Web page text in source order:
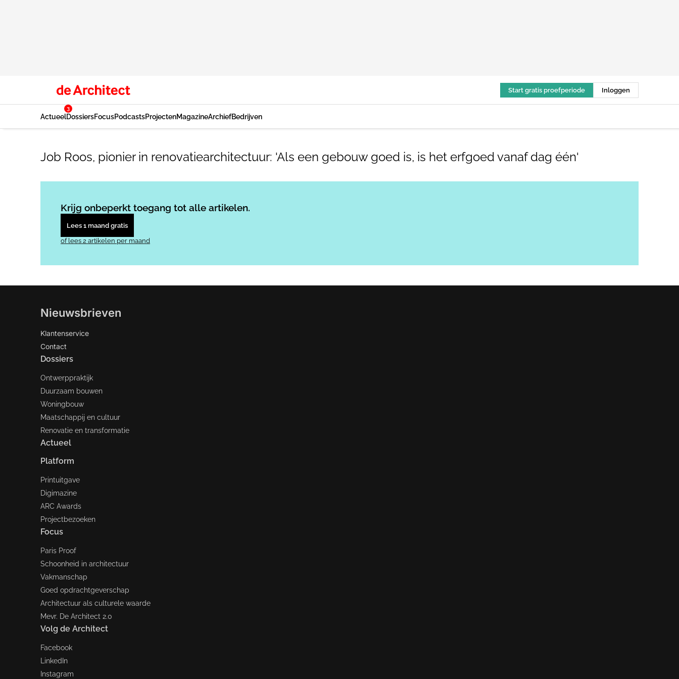
Start gratis proefperiode Inloggen
Actueel
3
DossiersFocusPodcastsProjectenMagazineArchiefBedrijven
Job Roos, pionier in renovatiearchitectuur: 'Als een gebouw goed is, is het erfgoed vanaf dag één'
Krijg onbeperkt toegang tot alle artikelen.
Lees 1 maand gratis
of lees 2 artikelen per maand
Nieuwsbrieven
Klantenservice
Contact
Dossiers
Ontwerppraktijk
Duurzaam bouwen
Woningbouw
Maatschappij en cultuur
Renovatie en transformatie
Actueel
Platform
Printuitgave
Digimazine
ARC Awards
Projectbezoeken
Focus
Paris Proof
Schoonheid in architectuur
Vakmanschap
Goed opdrachtgeverschap
Architectuur als culturele waarde
Mevr. De Architect 2.0
Volg de Architect
Facebook
LinkedIn
Instagram